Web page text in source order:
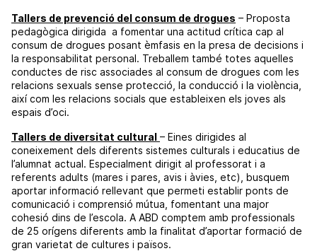
Tallers de prevenció del consum de drogues – Proposta
pedagògica dirigida a fomentar una actitud crítica cap al
consum de drogues posant èmfasis en la presa de decisions i
la responsabilitat personal. Treballem també totes aquelles
conductes de risc associades al consum de drogues com les
relacions sexuals sense protecció, la conducció i la violència,
així com les relacions socials que estableixen els joves als
espais d’oci.
Tallers de diversitat cultural – Eines dirigides al
coneixement dels diferents sistemes culturals i educatius de
l’alumnat actual. Especialment dirigit al professorat i a
referents adults (mares i pares, avis i àvies, etc), busquem
aportar informació rellevant que permeti establir ponts de
comunicació i comprensió mútua, fomentant una major
cohesió dins de l’escola. A ABD comptem amb professionals
de 25 orígens diferents amb la finalitat d’aportar formació de
gran varietat de cultures i països.